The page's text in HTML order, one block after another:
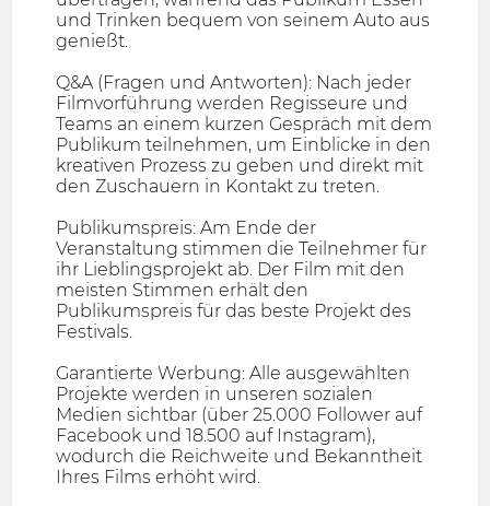
und Trinken bequem von seinem Auto aus
genießt.
Q&A (Fragen und Antworten): Nach jeder
Filmvorführung werden Regisseure und
Teams an einem kurzen Gespräch mit dem
Publikum teilnehmen, um Einblicke in den
kreativen Prozess zu geben und direkt mit
den Zuschauern in Kontakt zu treten.
Publikumspreis: Am Ende der
Veranstaltung stimmen die Teilnehmer für
ihr Lieblingsprojekt ab. Der Film mit den
meisten Stimmen erhält den
Publikumspreis für das beste Projekt des
Festivals.
Garantierte Werbung: Alle ausgewählten
Projekte werden in unseren sozialen
Medien sichtbar (über 25.000 Follower auf
Facebook und 18.500 auf Instagram),
wodurch die Reichweite und Bekanntheit
Ihres Films erhöht wird.